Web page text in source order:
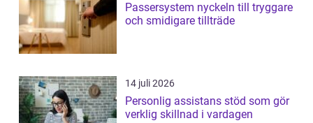
Passersystem nyckeln till tryggare
och smidigare tillträde
14 juli 2026
Personlig assistans stöd som gör
verklig skillnad i vardagen